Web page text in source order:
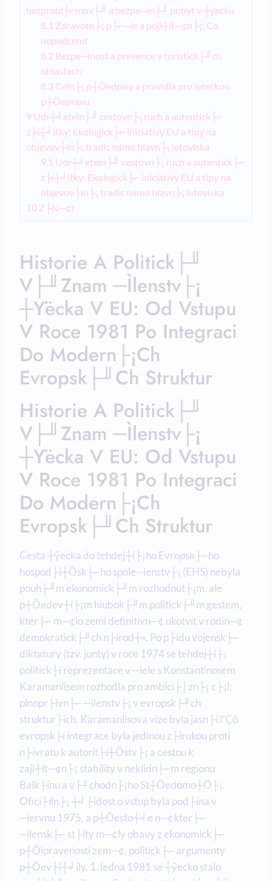
bezprobl├⌐mov├╜ a bezpe─ìn├╜ pobyt v ┼ÿecku
8.1 Zdravotn├¡ p├⌐─ìe a poji┼ít─¢n├¡: Co
nepodcenit
8.2 Bezpe─ìnost a prevence v turistick├╜ch
oblastech
8.3 Celn├¡ p┼Öedpisy a pravidla pro leteckou
p┼Öepravu
9 Udr┼╛eteln├╜ cestovn├¡ ruch a autentick├⌐
z├í┼╛itky: Ekologick├⌐ iniciativy EU a tipy na
objevov├ín├¡ tradic mimo hlavn├¡ letoviska
9.1 Udr┼╛eteln├╜ cestovn├¡ ruch a autentick├⌐
z├í┼╛itky: Ekologick├⌐ iniciativy EU a tipy na
objevov├ín├¡ tradic mimo hlavn├¡ letoviska
10 Z├ív─¢r
Historie A Politick├╜
V├╜znam ─ìlenstv├¡
┼ÿecka V EU: Od Vstupu
V Roce 1981 Po Integraci
Do Modern├¡ch
Evropsk├╜ch Struktur
Historie A Politick├╜
V├╜znam ─ìlenstv├¡
┼ÿecka V EU: Od Vstupu
V Roce 1981 Po Integraci
Do Modern├¡ch
Evropsk├╜ch Struktur
Cesta ┼ÿecka do tehdej┼í├¡ho Evropsk├⌐ho
hospod├í┼Ösk├⌐ho spole─ìenstv├¡ (EHS) nebyla
pouh├╜m ekonomick├╜m rozhodnut├¡m, ale
p┼Öedev┼í├¡m hlubok├╜m politick├╜m gestem,
kter├⌐ m─¢lo zemi definitivn─¢ ukotvit v rodin─¢
demokratick├╜ch n├írod┼». Po p├ídu vojensk├⌐
diktatury (tzv. junty) v roce 1974 se tehdej┼í├¡
politick├í reprezentace v ─ìele s Konstantinosem
Karamanlisem rozhodla pro ambici├│zn├¡ c├¡l:
plnopr├ívn├⌐ ─ìlenstv├¡ v evropsk├╜ch
struktur├ích. Karamanlisova vize byla jasn├í ΓÇô
evropsk├í integrace byla jedinou z├írukou proti
n├ívratu k autorit├í┼Östv├¡ a cestou k
zaji┼ít─¢n├¡ stability v neklidn├⌐m regionu
Balk├ínu a v├╜chodn├¡ho St┼Öedomo┼Ö├¡.
Ofici├íln├¡ ┼╛├ídost o vstup byla pod├ína v
─ìervnu 1975, a p┼Öesto┼╛e n─¢kter├⌐
─ìlensk├⌐ st├íty m─¢ly obavy z ekonomick├⌐
p┼Öipravenosti zem─¢, politick├⌐ argumenty
p┼Öev├í┼╛ily. 1. ledna 1981 se ┼ÿecko stalo